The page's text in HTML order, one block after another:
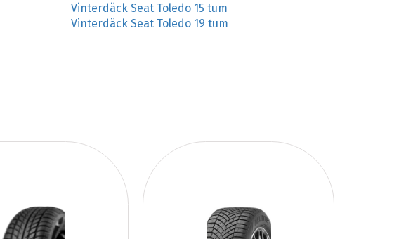
Vinterdäck Seat Toledo 15 tum
Vinterdäck Seat Toledo 19 tum